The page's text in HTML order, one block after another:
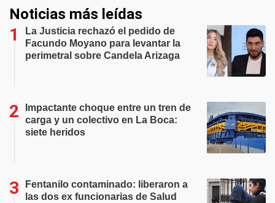
Noticias más leídas
La Justicia rechazó el pedido de
Facundo Moyano para levantar la
perimetral sobre Candela Arizaga
Impactante choque entre un tren de
carga y un colectivo en La Boca:
siete heridos
Fentanilo contaminado: liberaron a
las dos ex funcionarias de Salud